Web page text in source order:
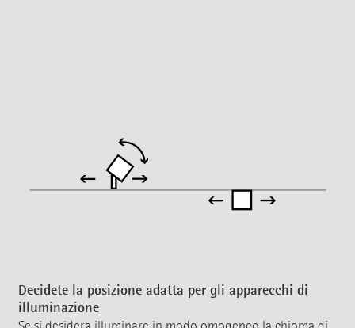
Decidete la posizione adatta per gli apparecchi di
illuminazione